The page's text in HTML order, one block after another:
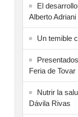
El
Alberto
Un temible
Feria de Tovar
Nutrir la
Dávila Rivas